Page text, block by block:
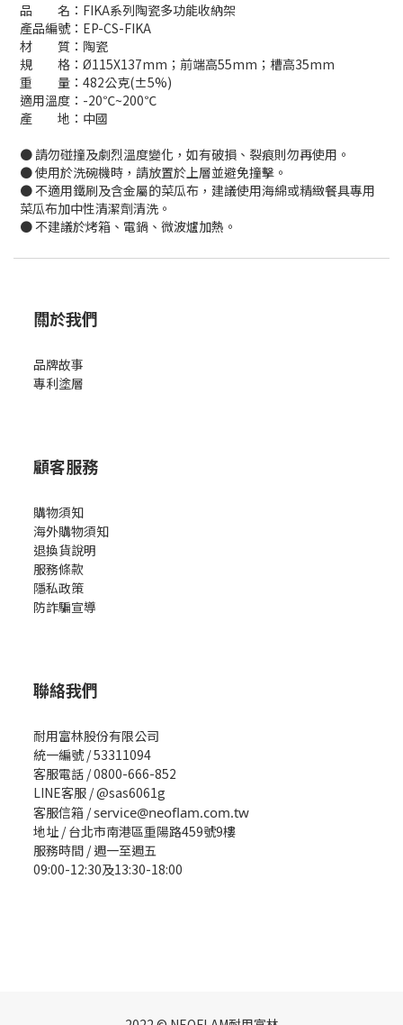
品 名：FIKA系列陶瓷多功能收納架
產品編號：EP-CS-FIKA
材 質：陶瓷
規 格：Ø115X137mm；前端高55mm；槽高35mm
重 量：482公克(±5%)
適用溫度：-20℃~200℃
產 地：中國
● 請勿碰撞及劇烈溫度變化，如有破損、裂痕則勿再使用。
● 使用於洗碗機時，請放置於上層並避免撞擊。
● 不適用鐵刷及含金屬的菜瓜布，建議使用海綿或精緻餐具專用
菜瓜布加中性清潔劑清洗。
● 不建議於烤箱、電鍋、微波爐加熱。
關於我們
品牌故事
專利塗層
顧客服務
購物須知
海外購物須知
退換貨說明
服務條款
隱私政策
防詐騙宣導
聯絡我們
耐用富林股份有限公司
統一編號 / 53311094
客服電話 / 0800-666-852
LINE客服 / @sas6061g
客服信箱 /service@neoflam.com.tw
地址 / 台北市南港區重陽路459號9樓
服務時間 / 週一至週五
09:00-12:30及13:30-18:00